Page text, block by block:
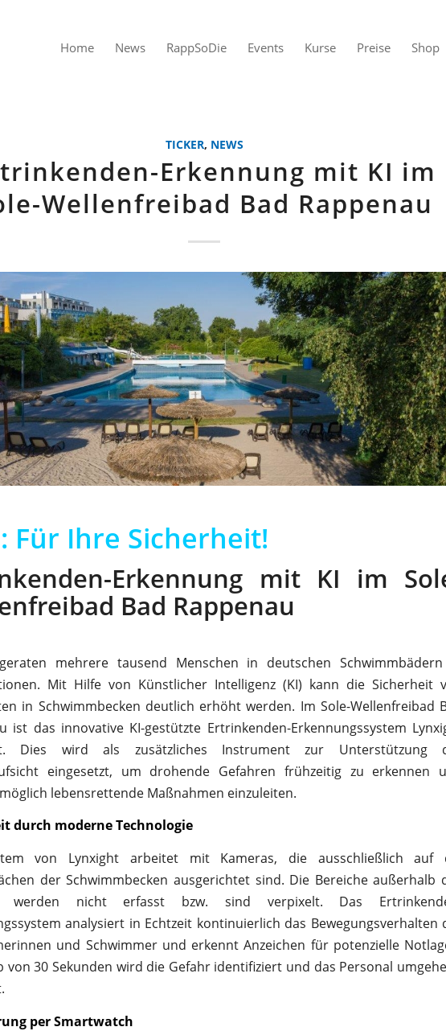
Home News RappSoDie Events Kurse Preise Shop
TICKER, NEWS
Erkennung mit KI im
Wellenfreibad Bad Rappenau
Für Ihre Sicherheit!
Erkennung mit KI im
Bad Rappenau
mehrere tausend Menschen in deutschen
Mit Hilfe von Künstlicher Intelligenz (KI) kann die Sicherheit
in Schwimmbecken deutlich erhöht werden. Im Sole-Wellenfreibad
ist das innovative KI-gestützte Ertrinkenden-Erkennungssystem
Dies wird als zusätzliches Instrument zur Unterstützung
eingesetzt, um drohende Gefahren frühzeitig zu erkennen
lebensrettende Maßnahmen einzuleiten.
durch moderne Technologie
von Lynxight arbeitet mit Kameras, die ausschließlich auf
der Schwimmbecken ausgerichtet sind. Die Bereiche außerhalb
werden nicht erfasst bzw. sind verpixelt. Das
analysiert in Echtzeit kontinuierlich das Bewegungsverhalten
und Schwimmer und erkennt Anzeichen für potenzielle
von 30 Sekunden wird die Gefahr identifiziert und das Personal
per Smartwatch